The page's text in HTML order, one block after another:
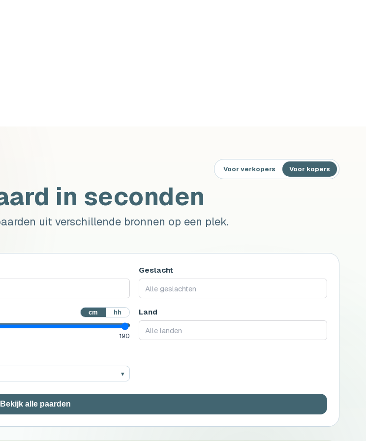
Voor verkopers Voor kopers
in seconden
uit verschillende bronnen op een plek.
Geslacht
Alle geslachten
cm hh
190
Land
Alle landen
Bekijk alle paarden